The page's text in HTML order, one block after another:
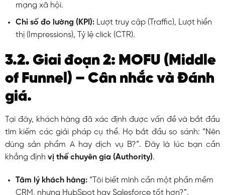
mạng xã hội.
Chỉ số đo lường (KPI):Lượt truy cập (Traffic), Lượt hiển
thị (Impressions), Tỷ lệ click (CTR).
3.2. Giai đoạn 2: MOFU (Middle
of Funnel) – Cân nhắc và Đánh
giá.
Tại đây, khách hàng đã xác định được vấn đề và bắt đầu
tìm kiếm các giải pháp cụ thể. Họ bắt đầu so sánh: “Nên
dùng sản phẩm A hay dịch vụ B?”. Đây là lúc bạn cần
khẳng định vị thế chuyên gia (Authority).
Tâm lý khách hàng:“Tôi biết mình cần một phần mềm
CRM, nhưng HubSpot hay Salesforce tốt hơn?”.